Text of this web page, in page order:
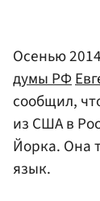
Осенью
думы РФ
сообщил,
из США в
Йорка. Она
язык.